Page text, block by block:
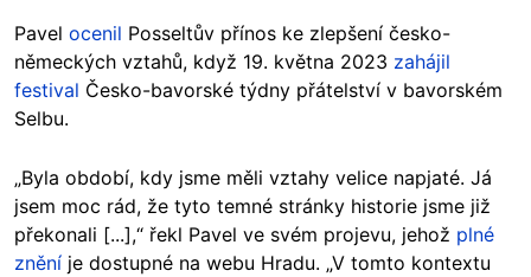
Pavel ocenil Posseltův přínos ke zlepšení česko-
německých vztahů, když 19. května 2023 zahájil
festival Česko-bavorské týdny přátelství v bavorském
Selbu.
„Byla období, kdy jsme měli vztahy velice napjaté. Já
jsem moc rád, že tyto temné stránky historie jsme již
překonali [...],“ řekl Pavel ve svém projevu, jehož plné
znění je dostupné na webu Hradu. „V tomto kontextu